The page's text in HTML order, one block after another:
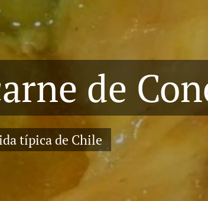
de
típica de Chile